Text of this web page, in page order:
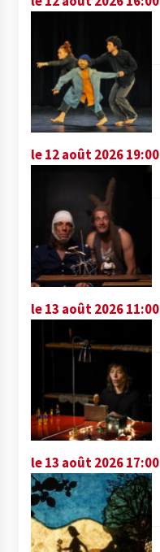
le 12 août 2026 19:00
le 13 août 2026 11:00
le 13 août 2026 17:00